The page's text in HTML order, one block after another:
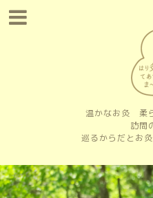
温かなお灸 柔ら
訪問の
巡るからだとお灸